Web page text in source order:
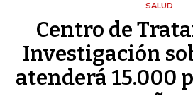
SALUD
Centro de
Investigación
atenderá 15.000